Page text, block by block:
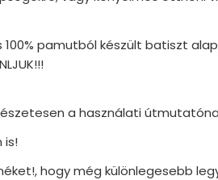
pamutból készült batiszt
a használati
is!
hogy még különlegesebb